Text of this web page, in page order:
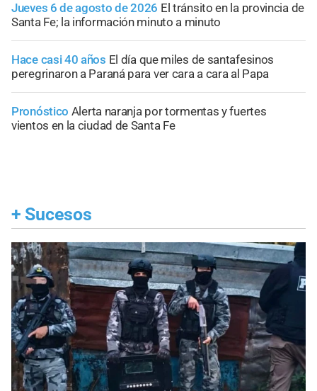
Jueves 6 de agosto de 2026 El tránsito en la provincia de
Santa Fe; la información minuto a minuto
Hace casi 40 años El día que miles de santafesinos
peregrinaron a Paraná para ver cara a cara al Papa
Pronóstico Alerta naranja por tormentas y fuertes
vientos en la ciudad de Santa Fe
+ Sucesos